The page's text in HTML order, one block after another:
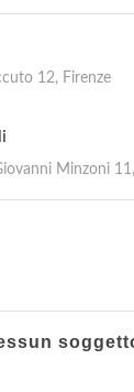
12, Firenze
Minzoni